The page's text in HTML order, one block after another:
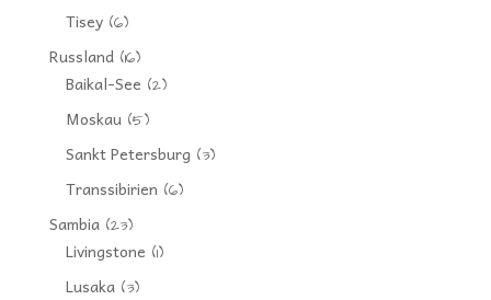
Tisey(6)
Russland(16)
Baikal-See (2)
Moskau(5)
Sankt Petersburg (3)
Transsibirien (6)
Sambia(23)
Livingstone (1)
Lusaka(3)